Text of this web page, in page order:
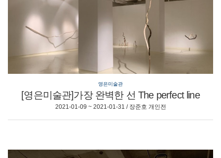
영은미술관
[영은미술관]가장 완벽한 선 The perfect line
2021-01-09 ~ 2021-01-31 / 장준호 개인전